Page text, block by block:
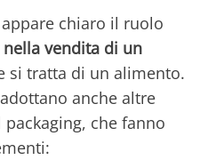
chiaro il ruolo
vendita di un
si tratta di un alimento.
anche altre
che fanno